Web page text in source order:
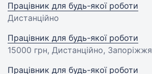
Працівник для будь-якої роботи
Дистанційно
Працівник для будь-якої роботи
15000 грн, Дистанційно, Запоріжжя
Працівник для будь-якої роботи